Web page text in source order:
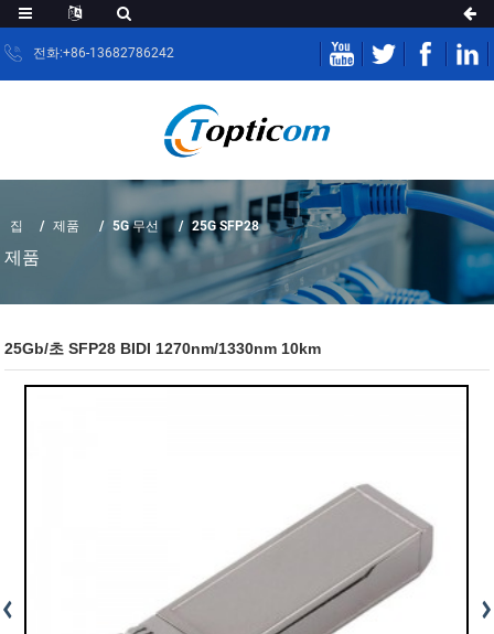
전화:+86-13682786242
집 제품 5G 무선 25G SFP28
제품
25Gb/초 SFP28 BIDI 1270nm/1330nm 10km